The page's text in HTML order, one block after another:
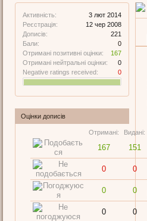
Активність:
3 лют 2014
Реєстрація:
12 чер 2008
Дописів:
221
Бали:
0
Отримані позитивні оцінки:
167
Отримані нейтральні оцінки:
0
Negative ratings received:
0
Оцінки дописів
Отримані: Видані:
167 151
0 0
0 0
0
0